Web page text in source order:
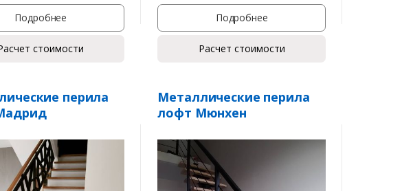
Подробнее
стоимости
Подробнее
Расчет стоимости
перила
Металлические перила
лофт Мюнхен